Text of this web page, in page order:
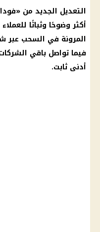
التعديل الجديد من «
أكثر وضوحًا وثباتًا
المرونة في السحب عبر
فيما تواصل باقي
أدنى ثابت.